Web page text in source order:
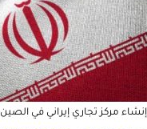
إنشاء مركز تجاري إيراني في الصين